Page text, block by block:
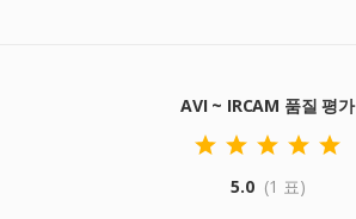
AVI ~ IRCAM 품질 평가
5.0 (1 표)